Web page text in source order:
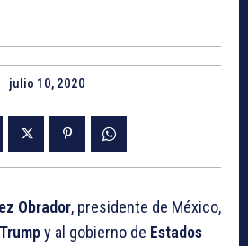
julio 10, 2020
Obrador, presidente de México,
y al gobierno de Estados